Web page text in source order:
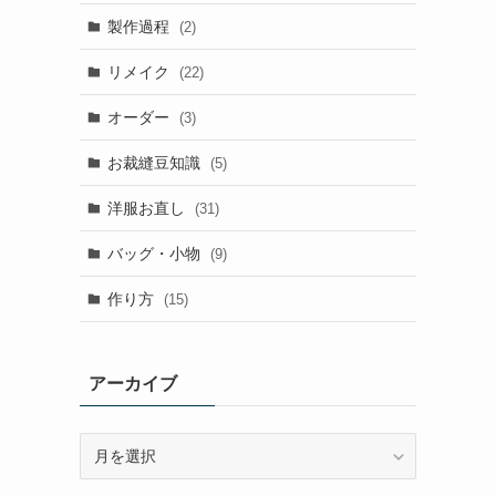
製作過程 (2)
リメイク (22)
オーダー (3)
お裁縫豆知識 (5)
洋服お直し (31)
バッグ・小物 (9)
作り方 (15)
アーカイブ